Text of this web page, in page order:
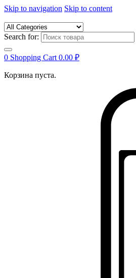
Skip to navigation Skip to content
Search for:
0 Shopping Cart 0.00 ₽
Корзина пуста.